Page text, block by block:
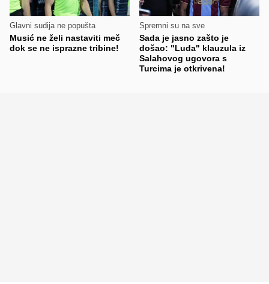
Glavni sudija ne popušta
Musić ne želi nastaviti meč
dok se ne isprazne tribine!
Spremni su na sve
Sada je jasno zašto je
došao: "Luda" klauzula iz
Salahovog ugovora s
Turcima je otkrivena!